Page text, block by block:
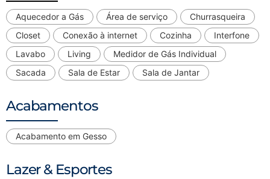
Aquecedor a Gás Área de serviço
Churrasqueira
Closet
Conexão à internet Cozinha
Interfone
Lavabo
Living
Medidor de Gás Individual
Sacada
Sala de Estar Sala de Jantar
Acabamentos
Acabamento em Gesso
Lazer & Esportes